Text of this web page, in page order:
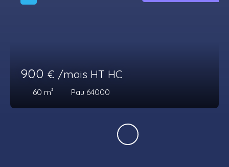
900 € /mois HT HC
60 m² Pau 64000